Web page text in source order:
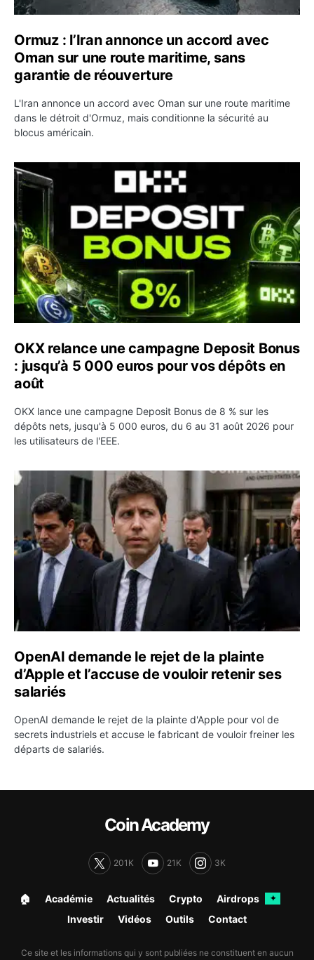
Ormuz : l’Iran annonce un accord avec
Oman sur une route maritime, sans
garantie de réouverture
L'Iran annonce un accord avec Oman sur une route maritime
dans le détroit d'Ormuz, mais conditionne la sécurité au
blocus américain.
OKX relance une campagne Deposit Bonus : jusqu’à 5
OKX relance une campagne Deposit Bonus
: jusqu’à 5 000 euros pour vos dépôts en
août
OKX lance une campagne Deposit Bonus de 8 % sur les
dépôts nets, jusqu'à 5 000 euros, du 6 au 31 août 2026 pour
les utilisateurs de l'EEE.
OpenAI demande le rejet de la plainte d’Apple et
OpenAI demande le rejet de la plainte
d’Apple et l’accuse de vouloir retenir ses
salariés
OpenAI demande le rejet de la plainte d'Apple pour vol de
secrets industriels et accuse le fabricant de vouloir freiner les
départs de salariés.
Coin Academy
201K 21K 3K
🏠︎ Académie Actualités Crypto Airdrops ✦
Investir Vidéos Outils Contact
Ce site et les informations qui y sont publiées ne constituent en aucun